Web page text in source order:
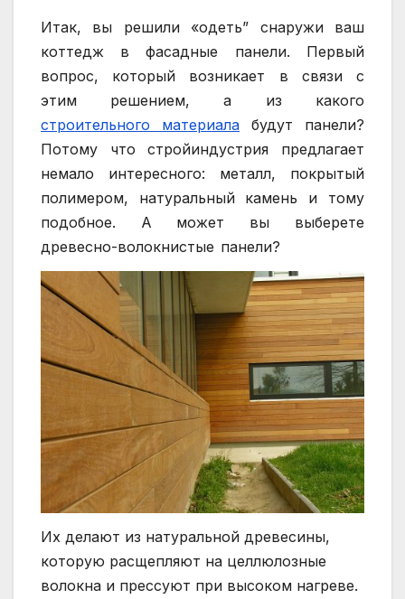
Итак, вы решили «одеть” снаружи ваш
коттедж в фасадные панели. Первый
вопрос, который возникает в связи с
этим решением, а из какого
строительного материала будут панели?
Потому что стройиндустрия предлагает
немало интересного: металл, покрытый
полимером, натуральный камень и тому
подобное. А может вы выберете
древесно-волокнистые панели?
Их делают из натуральной древесины,
которую расщепляют на целлюлозные
волокна и прессуют при высоком нагреве.